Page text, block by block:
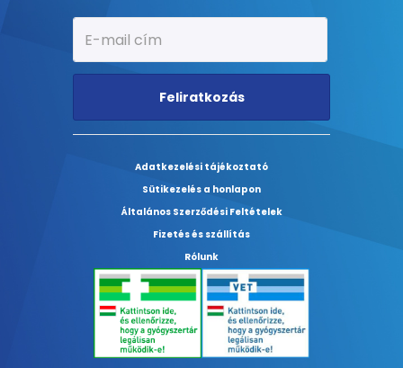
Feliratkozás
Adatkezelési tájékoztató
Sütikezelés a honlapon
Általános Szerződési Feltételek
Fizetés és szállítás
Rólunk